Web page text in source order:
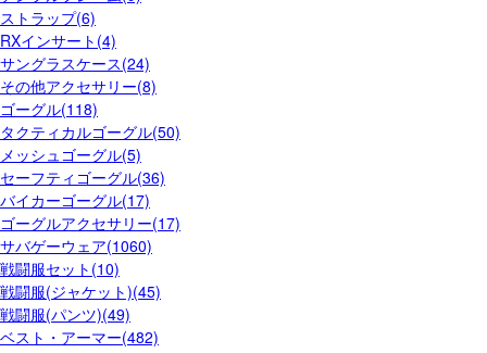
ストラップ(6)
RXインサート(4)
サングラスケース(24)
その他アクセサリー(8)
ゴーグル(118)
タクティカルゴーグル(50)
メッシュゴーグル(5)
セーフティゴーグル(36)
バイカーゴーグル(17)
ゴーグルアクセサリー(17)
サバゲーウェア(1060)
戦闘服セット(10)
戦闘服(ジャケット)(45)
戦闘服(パンツ)(49)
ベスト・アーマー(482)